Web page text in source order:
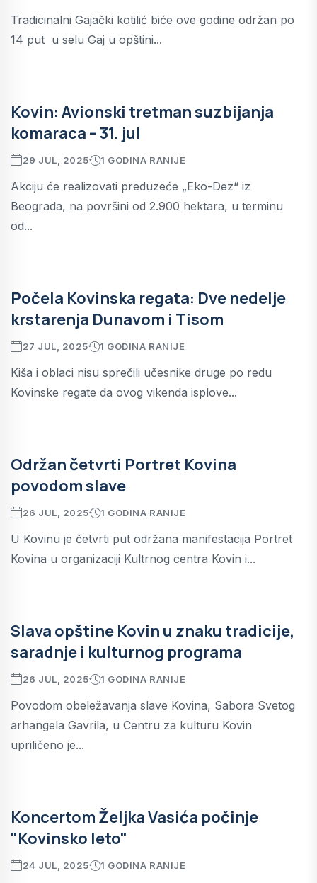
Tradicinalni Gajački kotilić biće ove godine održan po
14 put u selu Gaj u opštini...
Kovin: Avionski tretman suzbijanja
komaraca – 31. jul
29 JUL, 2025 1 GODINA RANIJE
Akciju će realizovati preduzeće „Eko-Dez“ iz
Beograda, na površini od 2.900 hektara, u terminu
od...
Počela Kovinska regata: Dve nedelje
krstarenja Dunavom i Tisom
27 JUL, 2025 1 GODINA RANIJE
Kiša i oblaci nisu sprečili učesnike druge po redu
Kovinske regate da ovog vikenda isplove...
Održan četvrti Portret Kovina
povodom slave
26 JUL, 2025 1 GODINA RANIJE
U Kovinu je četvrti put održana manifestacija Portret
Kovina u organizaciji Kultrnog centra Kovin i...
Slava opštine Kovin u znaku tradicije,
saradnje i kulturnog programa
26 JUL, 2025 1 GODINA RANIJE
Povodom obeležavanja slave Kovina, Sabora Svetog
arhangela Gavrila, u Centru za kulturu Kovin
upriličeno je...
Koncertom Željka Vasića počinje
"Kovinsko leto"
24 JUL, 2025 1 GODINA RANIJE